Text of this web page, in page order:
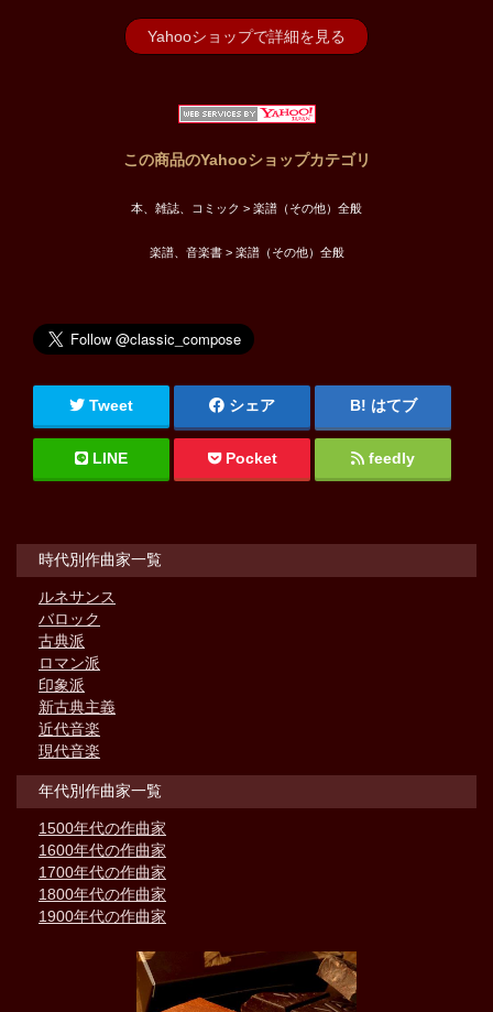
Yahooショップで詳細を見る
この商品のYahooショップカテゴリ
本、雑誌、コミック > 楽譜（その他）全般
楽譜、音楽書 > 楽譜（その他）全般
Tweet シェア はてブ
LINE Pocket feedly
時代別作曲家一覧
ルネサンス
バロック
古典派
ロマン派
印象派
新古典主義
近代音楽
現代音楽
年代別作曲家一覧
1500年代の作曲家
1600年代の作曲家
1700年代の作曲家
1800年代の作曲家
1900年代の作曲家